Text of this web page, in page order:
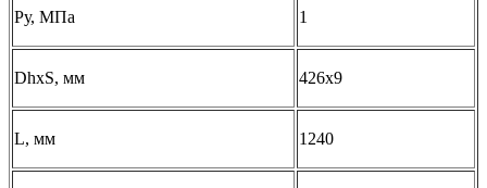
Ру, МПа 1
DhхS, мм 426х9
L, мм 1240